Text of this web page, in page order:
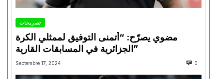
تصريحات
مضوي يصرّح: “أتمنى التوفيق لممثلي الكرة
الجزائرية في المسابقات القارية”
Septembre 17, 2024 0